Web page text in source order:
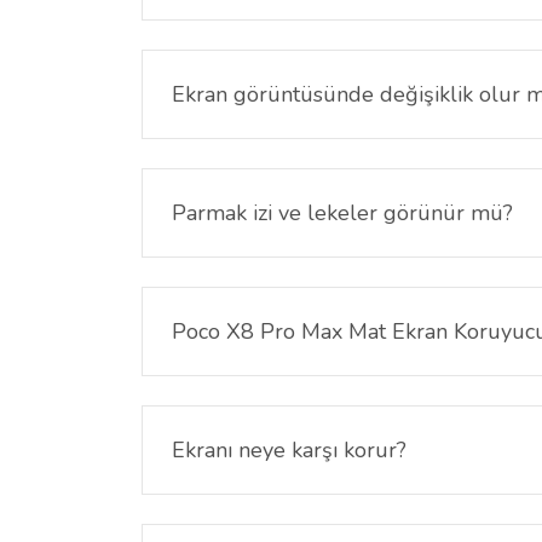
Anti glare özelliği sayesinde güçlü ışık altında
Ekran görüntüsünde değişiklik olur
Mat yüzey yapısı nedeniyle görüntüde hafif bir
Parmak izi ve lekeler görünür mü?
Mat yüzey sayesinde parmak izi ve lekeler
Poco X8 Pro Max Mat Ekran
Hayır. Ekran koruyucu dokunmatik hassasiyeti
Ekranı neye karşı korur?
Günlük kullanımda oluşabilecek çizik, sürtünme